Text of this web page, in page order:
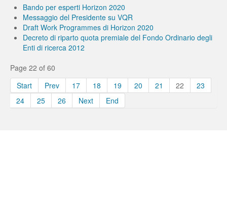
Bando per esperti Horizon 2020
Messaggio del Presidente su VQR
Draft Work Programmes di Horizon 2020
Decreto di riparto quota premiale del Fondo Ordinario degli
Enti di ricerca 2012
Page 22 of 60
Start
Prev 17 18 19 20 21 22
23
24
25 26 Next End